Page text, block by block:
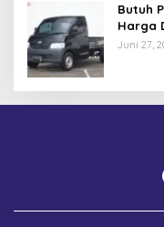
Butuh
Harga
Juni 27,